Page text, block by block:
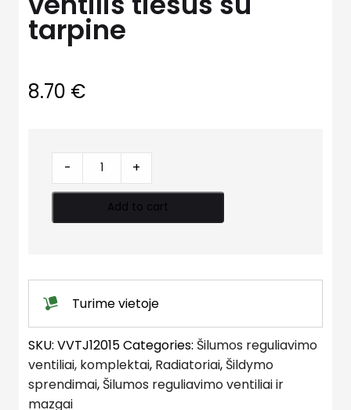
tarpine
8.70 €
reguliavimo
tiesus
quantity
- +
Add to cart
Turime vietoje
SKU: VVTJ12015Categories: Šilumos reguliavimo
ventiliai, komplektai, Radiatoriai, Šildymo
sprendimai, Šilumos reguliavimo ventiliai ir
mazgai